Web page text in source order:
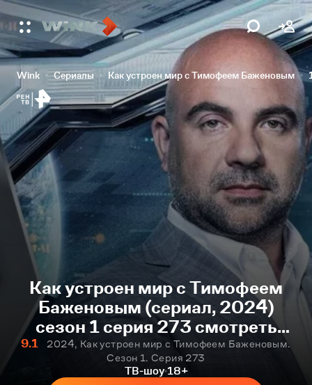
Wink Сериалы Как устроен мир с Тимофеем Баженовым
Как устроен мир с Тимофеем
Баженовым (сериал, 2024)
сезон 1 серия 273 смотреть
онлайн бесплатно
9.1
2024, Как устроен мир с Тимофеем Баженовым.
Сезон 1. Серия 273
ТВ-шоу 18+